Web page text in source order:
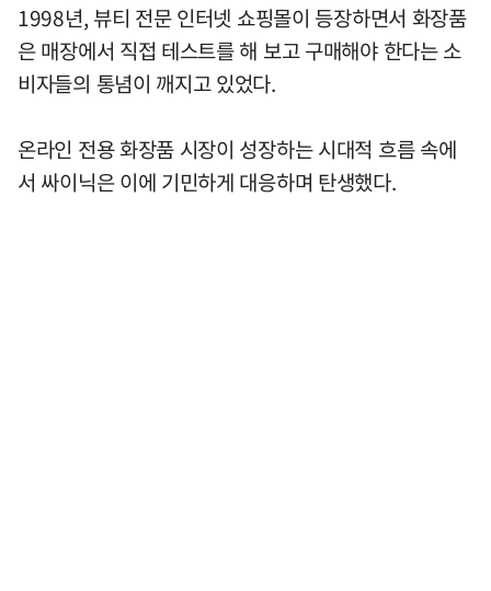
1998년, 뷰티 전문 인터넷 쇼핑몰이 등장하면서 화장품
은 매장에서 직접 테스트를 해 보고 구매해야 한다는 소
비자들의 통념이 깨지고 있었다.
온라인 전용 화장품 시장이 성장하는 시대적 흐름 속에
서 싸이닉은 이에 기민하게 대응하며 탄생했다.